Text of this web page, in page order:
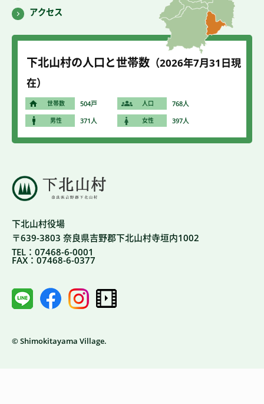
下北山村役場
〒639-3803 奈良県吉野郡下北山村寺垣内1002
TEL：07468-6-0001
FAX：07468-6-0377
© Shimokitayama Village.
アクセス
下北山村の人口と世帯数 （2026年7月31 日現
在）
世帯数 504戸 人口 768人
男性 371人 女性 397人